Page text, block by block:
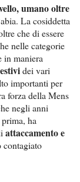
umano oltre
La cosiddetta
che di essere
nelle categorie
in maniera
dei vari
importanti per
forza della Mens
negli anni
ha
attaccamento e
contagiato